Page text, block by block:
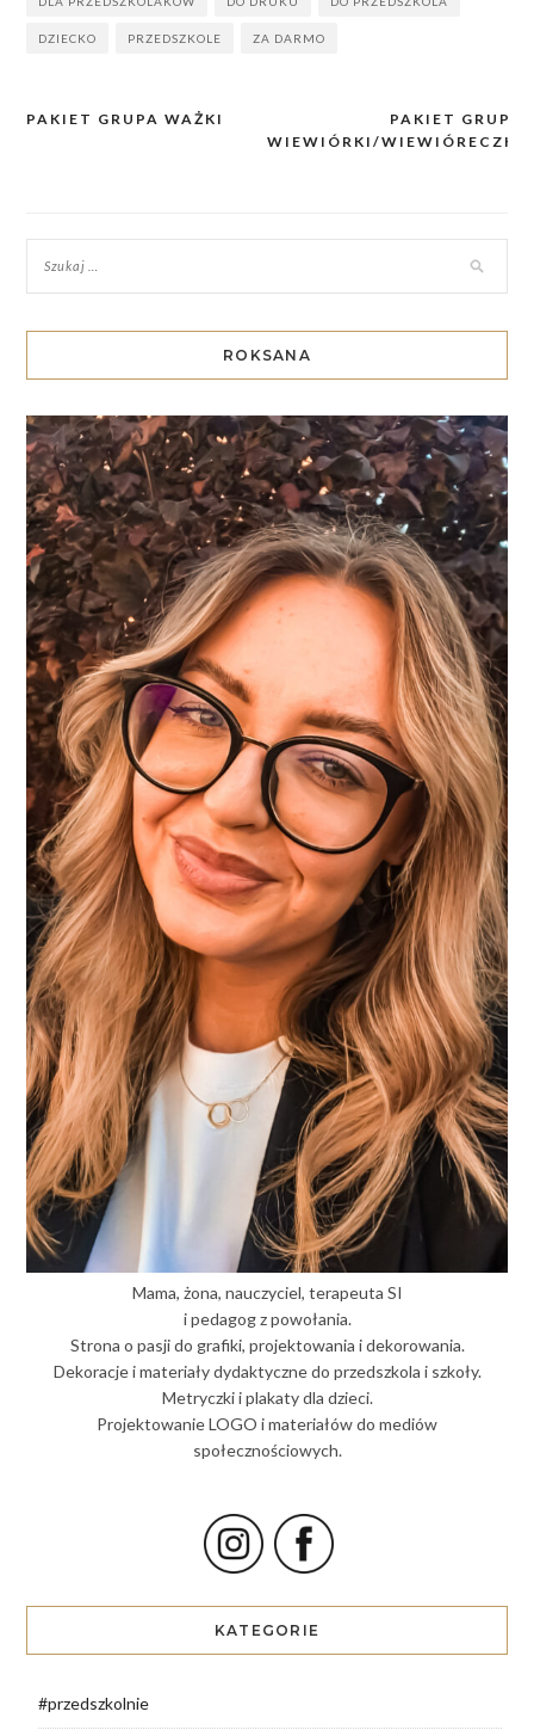
DZIECKO PRZEDSZKOLE ZA DARMO
Nawigacja
PAKIET GRUPA
WIEWIÓRKI/WIEWIÓRECZKI
PAKIET GRUPA WAŻKI
ROKSANA
Mama, żona, nauczyciel, terapeuta SI
i pedagog z powołania.
Strona o pasji do grafiki, projektowania i dekorowania.
Dekoracje i materiały dydaktyczne do przedszkola i szkoły.
Metryczki i plakaty dla dzieci.
Projektowanie LOGO i materiałów do mediów
społecznościowych.
KATEGORIE
#przedszkolnie